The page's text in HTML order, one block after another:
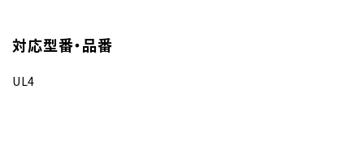
対応型番・品番
UL4